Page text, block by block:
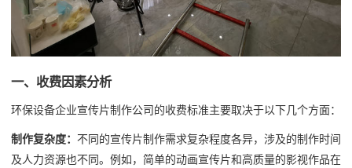
一、收费因素分析
环保设备企业宣传片制作公司的收费标准主要取决于以下几个方面：
制作复杂度： 不同的宣传片制作需求复杂程度各异，涉及的制作时间
及人力资源也不同。例如，简单的动画宣传片和高质量的影视作品在